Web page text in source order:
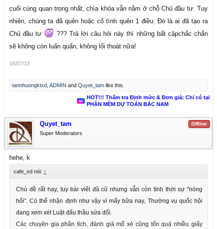
cuối cùng quan trọng nhất, chìa khóa vẫn nằm ở chỗ Chủ đầu tư. Tuy
nhiên, chúng ta đã quên hoặc cố tình quên 1 điều: Đó là ai đã tạo ra
Chủ đầu tư
??? Trả lời câu hỏi này thì những bất cậpchắc chắn
sẽ không còn luẩn quẩn, không lối thoát nữa!
16/07/13
tannhuongktxd ADMIN and Quyet_tam like this.
HOT!!! Thẩm tra Định mức & Đơn giá: Chỉ có tại
PHẦN MỀM DỰ TOÁN BẮC NAM
Offline
Quyet_tam
Super Moderators
hehe, k
cafe_xd nói: ↑
Chủ đề rất hay, tuy bài viết đã cũ nhưng vẫn còn tính thời sự "nóng
hổi". Có thể nhận định như vậy vì mấy bữa nay, Thường vụ quốc hội
đang xem xét Luật đấu thầu sửa đổi.
Các chuyên gia phân tích, đánh giá mổ xẻ cũng tốn quá nhiều giấy